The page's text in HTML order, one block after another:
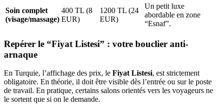
Soin complet
(visage/massage)
400 TL (8
EUR)
1200 TL (24
EUR)
Un petit luxe
abordable en zone
“Esnaf”.
Repérer le “Fiyat Listesi” : votre bouclier anti-
arnaque
En Turquie, l’affichage des prix, le Fiyat Listesi, est strictement
obligatoire. En théorie, il doit être visible dès l’entrée ou sur le poste
de travail. En pratique, certains salons orientés vers les voyageurs ne
le sortent que si on le demande.